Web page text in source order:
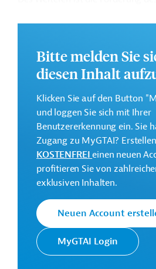
Die Durchführung des Projekts ist
geplant.
finden Sie auf derWebseite der
und im Originaldokument, das
bereitsteht.
Gesamtkosten:
210 Millionen US-Dollar
Geberbeitrag:
200 Millionen US-Dollar (IBRD,
Kontaktadressen
Bitte melden Sie
diesen Inhalt
Klicken Sie auf den Button
und loggen Sie sich mit Ihrer
Benutzererkennung ein. Sie
Zugang zu MyGTAI?
KOSTENFREIeinen neuen
profitieren Sie von
exklusiven Inhalten.
Neuen Account
MyGTAI Login